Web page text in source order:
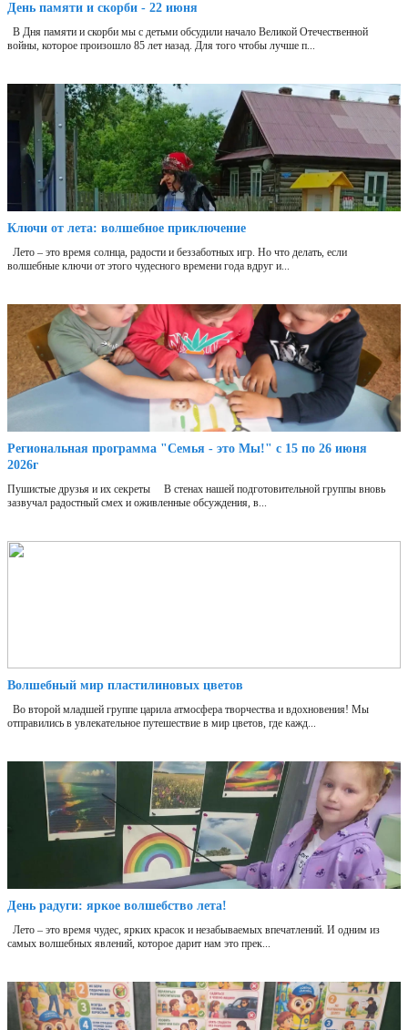
День памяти и скорби - 22 июня
В Дня памяти и скорби мы с детьми обсудили начало Великой Отечественной
войны, которое произошло 85 лет назад. Для того чтобы лучше п...
Ключи от лета: волшебное приключение
Лето – это время солнца, радости и беззаботных игр. Но что делать, если
волшебные ключи от этого чудесного времени года вдруг и...
Региональная программа "Семья - это Мы!" с 15 по 26 июня
2026г
Пушистые друзья и их секреты В стенах нашей подготовительной группы вновь
зазвучал радостный смех и оживленные обсуждения, в...
Волшебный мир пластилиновых цветов
Во второй младшей группе царила атмосфера творчества и вдохновения! Мы
отправились в увлекательное путешествие в мир цветов, где кажд...
День радуги: яркое волшебство лета!
Лето – это время чудес, ярких красок и незабываемых впечатлений. И одним из
самых волшебных явлений, которое дарит нам это прек...